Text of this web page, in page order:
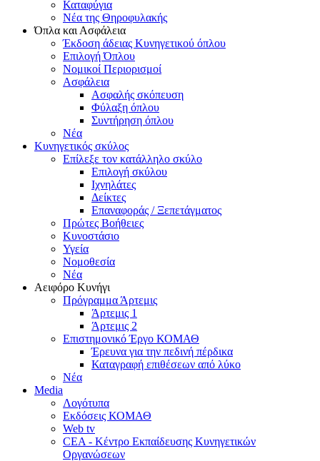
Καταφύγια
Νέα της Θηροφυλακής
Όπλα και Ασφάλεια
Έκδοση άδειας Κυνηγετικού όπλου
Επιλογή Όπλου
Νομικοί Περιορισμοί
Ασφάλεια
Ασφαλής σκόπευση
Φύλαξη όπλου
Συντήρηση όπλου
Νέα
Κυνηγετικός σκύλος
Επίλεξε τον κατάλληλο σκύλο
Επιλογή σκύλου
Ιχνηλάτες
Δείκτες
Επαναφοράς / Ξεπετάγματος
Πρώτες Βοήθειες
Κυνοστάσιο
Υγεία
Νομοθεσία
Νέα
Αειφόρο Κυνήγι
Πρόγραμμα Άρτεμις
Άρτεμις 1
Άρτεμις 2
Επιστημονικό Έργο ΚΟΜΑΘ
Έρευνα για την πεδινή πέρδικα
Καταγραφή επιθέσεων από λύκο
Νέα
Media
Λογότυπα
Εκδόσεις ΚΟΜΑΘ
Web tv
CEA - Κέντρο Εκπαίδευσης Κυνηγετικών
Οργανώσεων